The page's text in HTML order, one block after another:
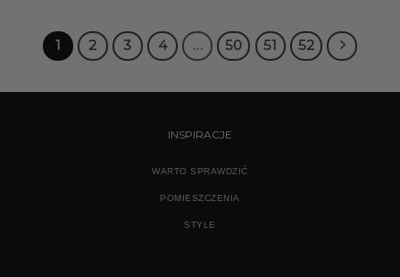
1 2 3 4 … 50 51 52
INSPIRACJE
WARTO SPRAWDZIĆ
POMIESZCZENIA
STYLE